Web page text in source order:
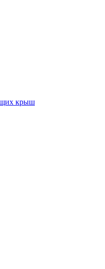
крыш